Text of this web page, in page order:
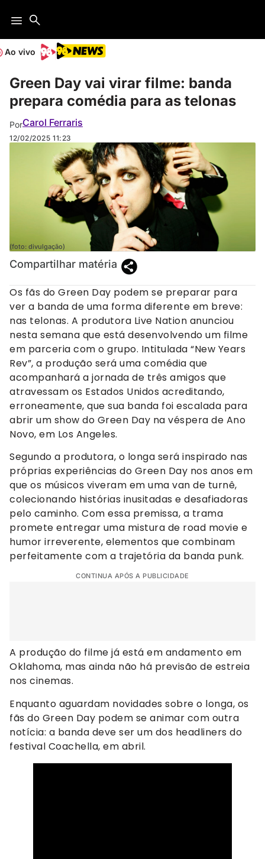
Ao vivo
Green Day vai virar filme: banda
prepara comédia para as telonas
PorCarol Ferraris
12/02/2025 11:23
(foto: divulgação)
Compartilhar matéria
Os fãs do Green Day podem se preparar para
ver a banda de uma forma diferente em breve:
nas telonas. A produtora Live Nation anunciou
nesta semana que está desenvolvendo um filme
em parceria com o grupo. Intitulada “New Years
Rev”, a produção será uma comédia que
acompanhará a jornada de três amigos que
atravessam os Estados Unidos acreditando,
erroneamente, que sua banda foi escalada para
abrir um show do Green Day na véspera de Ano
Novo, em Los Angeles.
Segundo a produtora, o longa será inspirado nas
próprias experiências do Green Day nos anos em
que os músicos viveram em uma van de turnê,
colecionando histórias inusitadas e desafiadoras
pelo caminho. Com essa premissa, a trama
promete entregar uma mistura de road movie e
humor irreverente, elementos que combinam
perfeitamente com a trajetória da banda punk.
CONTINUA APÓS A PUBLICIDADE
A produção do filme já está em andamento em
Oklahoma, mas ainda não há previsão de estreia
nos cinemas.
Enquanto aguardam novidades sobre o longa, os
fãs do Green Day podem se animar com outra
notícia: a banda deve ser um dos headliners do
festival Coachella, em abril.